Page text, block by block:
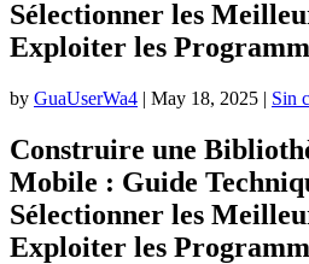
Sélectionner les
Exploiter les
by GuaUserWa4 | May 18, 2025 | Sin
Construire une
Mobile : Guide
Sélectionner les
Exploiter les